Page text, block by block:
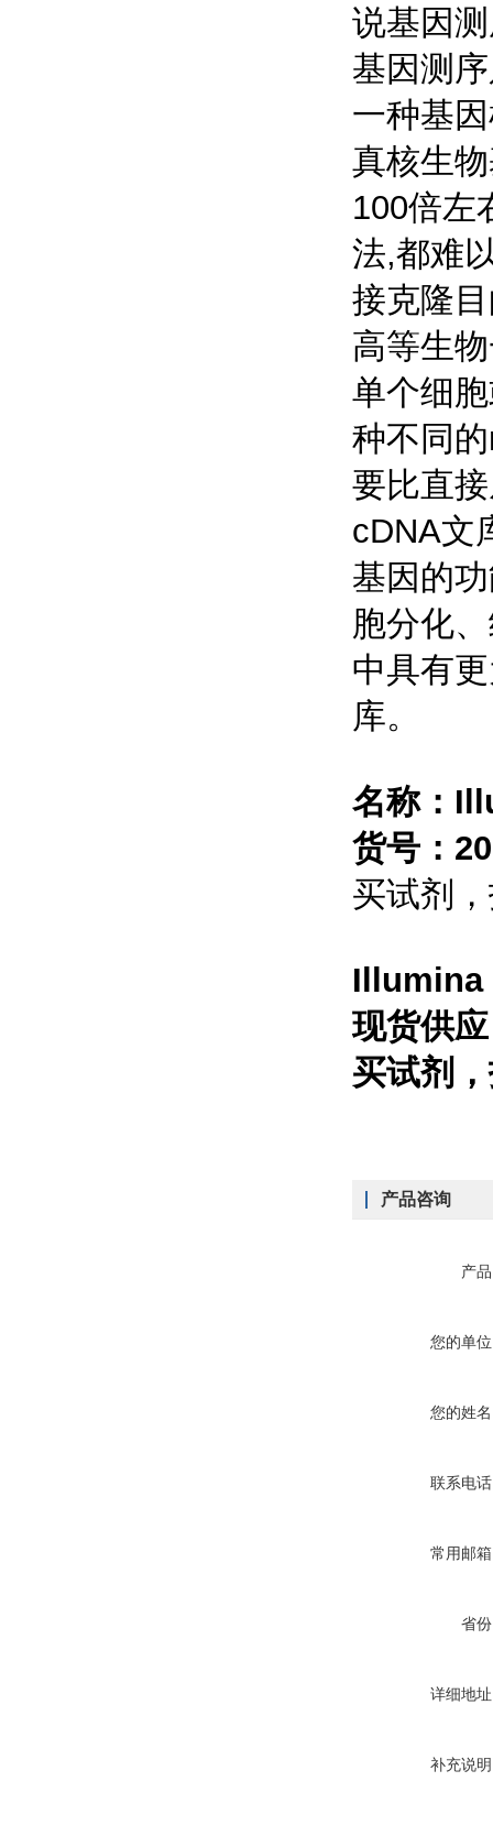
说基因
基因测
一种基
真核生
100倍左
法,都难
接克隆
高等生
单个细
种不同
要比直
cDNA文
基因的
胞分化
中具有
库。
名称：
货号：
买试剂
Illumina
现货供
买试剂
产品咨询
产
您的单
您的姓
联系电
常用邮
省
详细地
补充说